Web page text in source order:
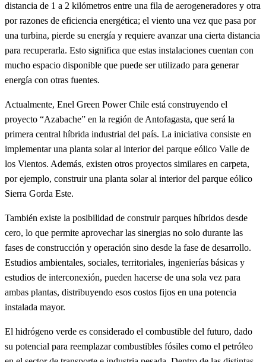
distancia de 1 a 2 kilómetros entre una fila de aerogeneradores y otra
por razones de eficiencia energética; el viento una vez que pasa por
una turbina, pierde su energía y requiere avanzar una cierta distancia
para recuperarla. Esto significa que estas instalaciones cuentan con
mucho espacio disponible que puede ser utilizado para generar
energía con otras fuentes.
Actualmente, Enel Green Power Chile está construyendo el
proyecto “Azabache” en la región de Antofagasta, que será la
primera central híbrida industrial del país. La iniciativa consiste en
implementar una planta solar al interior del parque eólico Valle de
los Vientos. Además, existen otros proyectos similares en carpeta,
por ejemplo, construir una planta solar al interior del parque eólico
Sierra Gorda Este.
También existe la posibilidad de construir parques híbridos desde
cero, lo que permite aprovechar las sinergias no solo durante las
fases de construcción y operación sino desde la fase de desarrollo.
Estudios ambientales, sociales, territoriales, ingenierías básicas y
estudios de interconexión, pueden hacerse de una sola vez para
ambas plantas, distribuyendo esos costos fijos en una potencia
instalada mayor.
El hidrógeno verde es considerado el combustible del futuro, dado
su potencial para reemplazar combustibles fósiles como el petróleo